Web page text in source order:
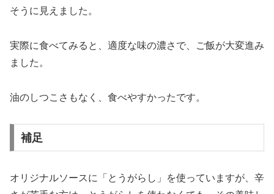
そうに見えました。
実際に食べてみると、適度な味の濃さで、ご飯が大変進み
ました。
油のしつこさもなく、食べやすかったです。
補足
オリジナルソースに「とうがらし」を使っていますが、辛